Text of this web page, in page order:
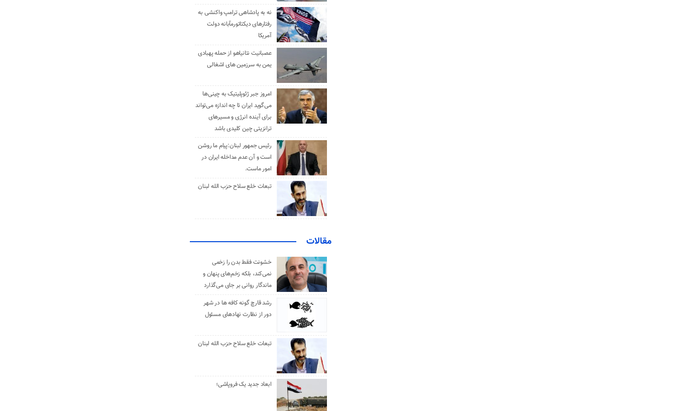
نه به پادشاهی ترامپ واکنشی به
رفتارهای دیکتاتورمآبانه دولت
آمریکا
عصبانیت نتانیاهو از حمله پهبادی
یمن به سرزمین های اشغالی
امروز جبر ژئوپلیتیک به چینی‌ها
می‌گوید ایران تا چه اندازه می‌تواند
برای آینده انرژی و مسیرهای
ترانزیتی چین کلیدی باشد
رئیس جمهور لبنان:پیام ما روشن
است و آن عدم مداخله ایران در
امور ماست.
تبعات خلع سلاح حزب الله لبنان
مقالات
خشونت فقط بدن را زخمی
نمی‌کند، بلکه زخم‌های پنهان و
ماندگار روانی بر جای می‌گذارد
رشد قارچ گونه کافه ها در شهر
دور از نظارت نهادهای مسئول
تبعات خلع سلاح حزب الله لبنان
ابعاد جدید یک فروپاشی؛